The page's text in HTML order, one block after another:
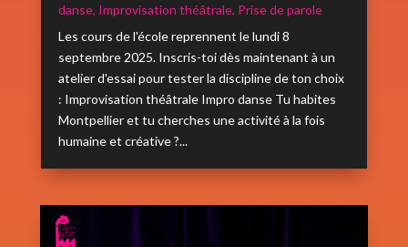
danse, Improvisation théâtrale, Prise de parole
Les cours de l'école reprennent le lundi 8
septembre 2025. Inscris-toi dès maintenant à un
atelier d'essai pour tester la discipline de ton choix
: Improvisation théâtrale Impro danse Tu habites
Montpellier et tu cherches une activité à la fois
humaine et créative ?...